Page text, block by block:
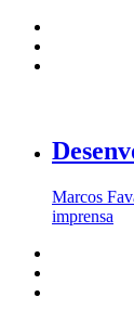
Marcos
imprensa